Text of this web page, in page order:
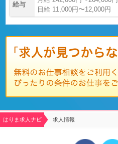
給与
日給 11,000円〜12,000円
はりま求人ナビ 求人情報